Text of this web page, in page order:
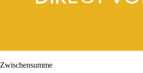
Zwischensumme